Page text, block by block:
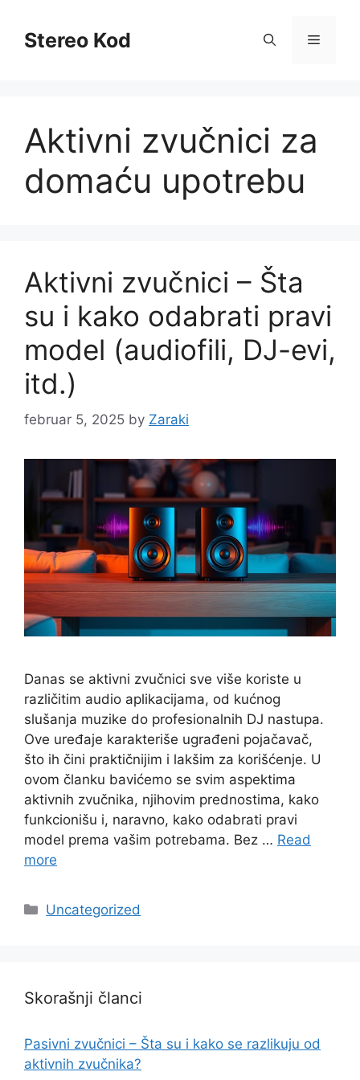
contentStereo Kod Menu
Aktivni zvučnici za
domaću upotrebu
Aktivni zvučnici – Šta
su i kako odabrati pravi
model (audiofili, DJ-evi,
itd.)
februar 5, 2025 by Zaraki
Danas se aktivni zvučnici sve više koriste u
različitim audio aplikacijama, od kućnog
slušanja muzike do profesionalnih DJ nastupa.
Ove uređaje karakteriše ugrađeni pojačavač,
što ih čini praktičnijim i lakšim za korišćenje. U
ovom članku bavićemo se svim aspektima
aktivnih zvučnika, njihovim prednostima, kako
funkcionišu i, naravno, kako odabrati pravi
model prema vašim potrebama. Bez … Read
more
Categories
Uncategorized
Skorašnji članci
Pasivni zvučnici – Šta su i kako se razlikuju od
aktivnih zvučnika?